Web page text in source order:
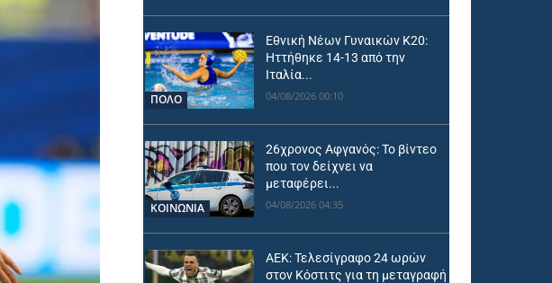
ΠΟΛΟ
Εθνική Νέων Γυναικών Κ20:
Ηττήθηκε 14-13 από την
Ιταλία...
04/08/2026 00:10
ΚΟΙΝΩΝΙΑ
26χρονος Αφγανός: Το βίντεο
που τον δείχνει να
μεταφέρει...
04/08/2026 04:35
ΑΕΚ: Τελεσίγραφο 24 ωρών
στον Κόστιτς για τη μεταγραφή